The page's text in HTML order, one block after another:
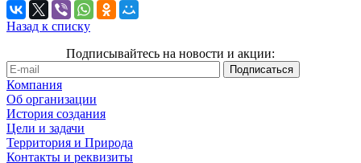
Назад к списку
Подписывайтесь на новости и акции:
Компания
Об организации
История создания
Цели и задачи
Территория и Природа
Контакты и реквизиты